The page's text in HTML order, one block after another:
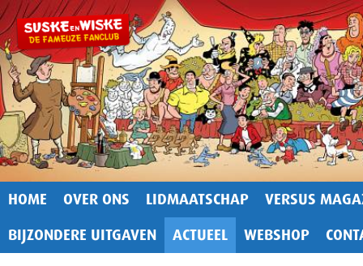
HOME OVER ONS LIDMAATSCHAP
VERSUS
BIJZONDERE UITGAVEN
ACTUEEL WEBSHOP